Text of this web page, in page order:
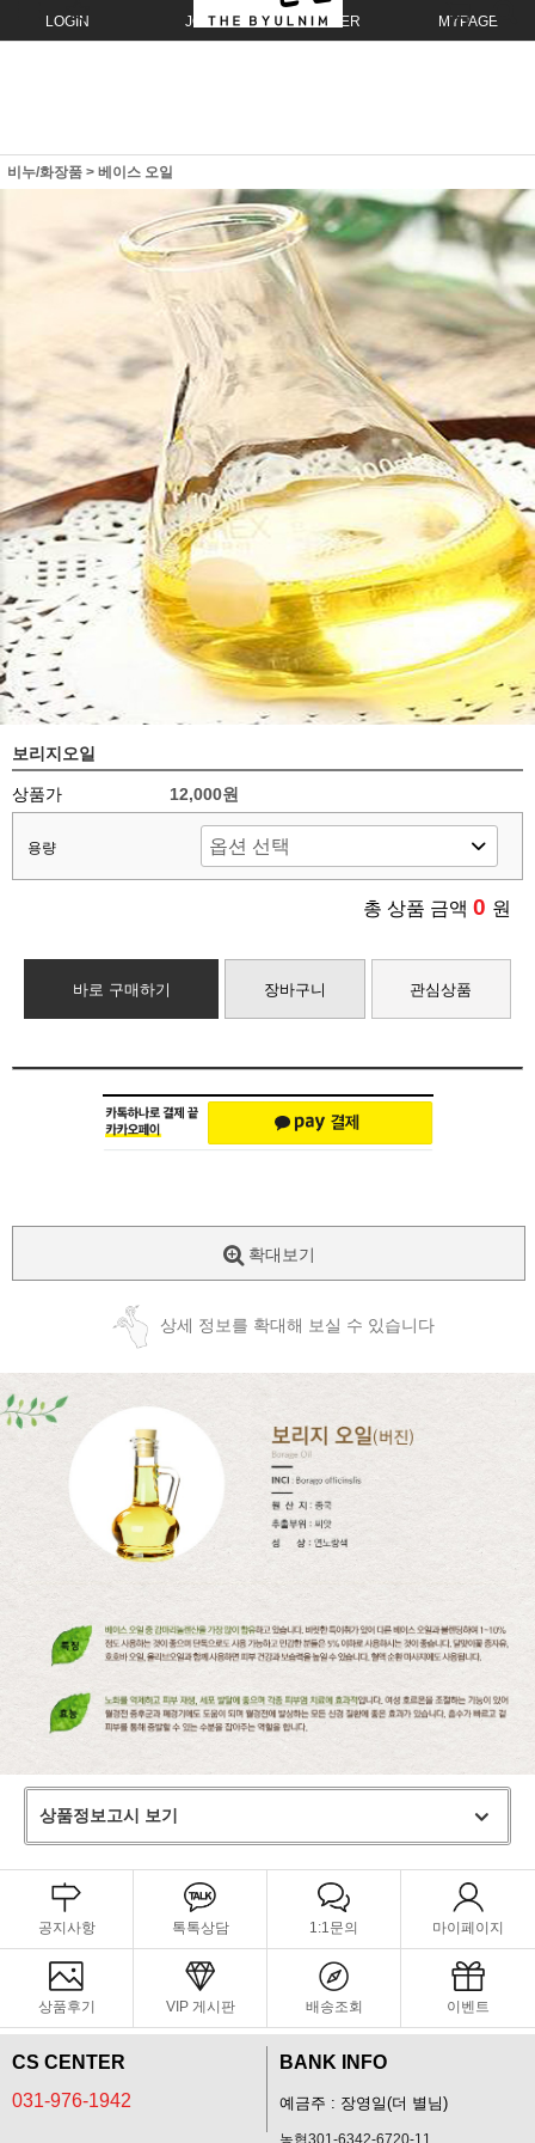
LOGIN JOIN ORDER MYPAGE
비누/화장품 > 베이스 오일
보리지오일
상품가 12,000원
용량
총 상품 금액 0 원
바로 구매하기 장바구니 관심상품
확대보기
상세 정보를 확대해 보실 수 있습니다
상품정보고시 보기
공지사항 톡톡상담 1:1문의 마이페이지
상품후기 VIP 게시판 배송조회 이벤트
CS CENTER
031-976-1942
BANK INFO
예금주 : 장영일(더 별님)